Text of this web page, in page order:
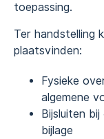
toepassing.
Ter handstelling
plaatsvinden:
Fysieke
algemene
Bijsluiten
bijlage